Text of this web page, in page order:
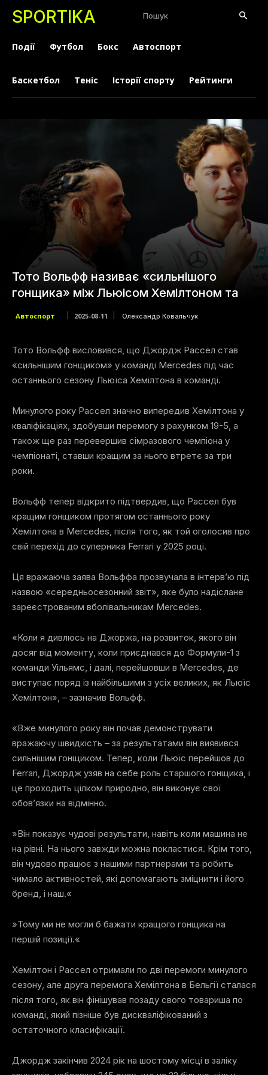
SPORTIKA Пошук
Події Футбол Бокс Автоспорт
Баскетбол Теніс Історії спорту Рейтинги
Тото Вольфф називає «сильнішого
гонщика» між Льюісом Хемілтоном та
Автоспорт 2025-08-11 Олександр Ковальчук
Тото Вольфф висловився, що Джордж Рассел став
«сильнішим гонщиком» у команді Mercedes під час
останнього сезону Льюїса Хемілтона в команді.
Минулого року Рассел значно випередив Хемілтона у
кваліфікаціях, здобувши перемогу з рахунком 19-5, а
також ще раз перевершив сімразового чемпіона у
чемпіонаті, ставши кращим за нього втретє за три
роки.
Вольфф тепер відкрито підтвердив, що Рассел був
кращим гонщиком протягом останнього року
Хемілтона в Mercedes, після того, як той оголосив про
свій перехід до суперника Ferrari у 2025 році.
Ця вражаюча заява Вольффа прозвучала в інтерв’ю під
назвою «середньосезонний звіт», яке було надіслане
зареєстрованим вболівальникам Mercedes.
«Коли я дивлюсь на Джоржа, на розвиток, якого він
досяг від моменту, коли приєднався до Формули-1 з
команди Уільямс, і далі, перейшовши в Mercedes, де
виступає поряд із найбільшими з усіх великих, як Льюїс
Хемілтон», – зазначив Вольфф.
«Вже минулого року він почав демонструвати
вражаючу швидкість – за результатами він виявився
сильнішим гонщиком. Тепер, коли Льюїс перейшов до
Ferrari, Джордж узяв на себе роль старшого гонщика, і
це проходить цілком природно, він виконує свої
обов’язки на відмінно.
»Він показує чудові результати, навіть коли машина не
на рівні. На нього завжди можна покластися. Крім того,
він чудово працює з нашими партнерами та робить
чимало активностей, які допомагають зміцнити і його
бренд, і наш.«
»Тому ми не могли б бажати кращого гонщика на
першій позиції.«
Хемілтон і Рассел отримали по дві перемоги минулого
сезону, але друга перемога Хемілтона в Бельгії сталася
після того, як він фінішував позаду свого товариша по
команді, який пізніше був дискваліфікований з
остаточного класифікації.
Джордж закінчив 2024 рік на шостому місці в заліку